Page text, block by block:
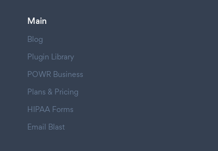
Main
Blog
Plugin Library
POWR Business
Plans & Pricing
HIPAA Forms
Email Blast